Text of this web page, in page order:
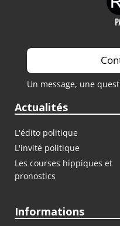
Un message, une
Actualités
L'édito politique
L'invité politique
Les courses hippiques et
pronostics
Informations